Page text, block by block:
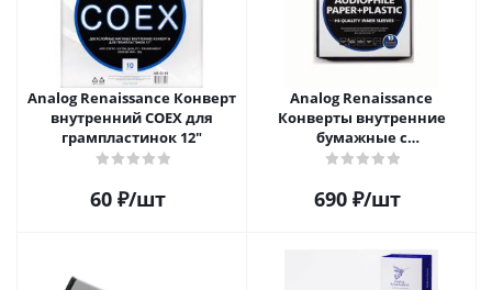
Analog Renaissance Конверт
внутренний COEX для
грампластинок 12"
60 ₽/шт
Analog Renaissance
Конверты внутренние
бумажные с
антистатическим пакетом
Audiophile Paper+Plastic (10
690 ₽/шт